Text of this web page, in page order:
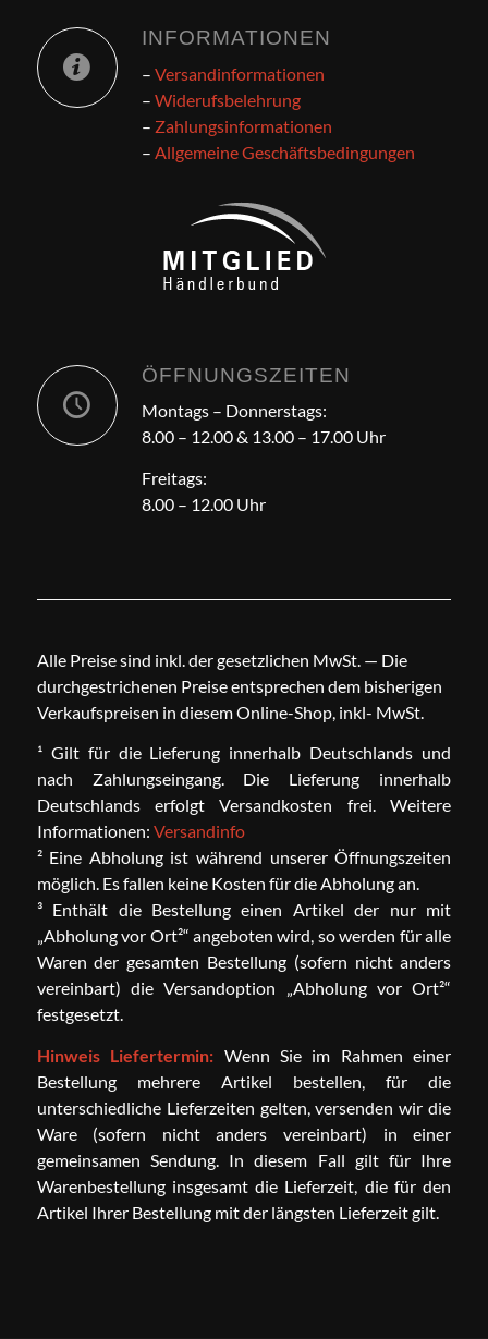
INFORMATIONEN
– Versandinformationen
– Widerufsbelehrung
– Zahlungsinformationen
– Allgemeine Geschäftsbedingungen
ÖFFNUNGSZEITEN
Montags – Donnerstags:
8.00 – 12.00 & 13.00 – 17.00 Uhr
Freitags:
8.00 – 12.00 Uhr
Alle Preise sind inkl. der gesetzlichen MwSt. — Die
durchgestrichenen Preise entsprechen dem bisherigen
Verkaufspreisen in diesem Online-Shop, inkl- MwSt.
¹ Gilt für die Lieferung innerhalb Deutschlands und
nach Zahlungseingang. Die Lieferung innerhalb
Deutschlands erfolgt Versandkosten frei. Weitere
Informationen: Versandinfo
² Eine Abholung ist während unserer Öffnungszeiten
möglich. Es fallen keine Kosten für die Abholung an.
³ Enthält die Bestellung einen Artikel der nur mit
„Abholung vor Ort²“ angeboten wird, so werden für alle
Waren der gesamten Bestellung (sofern nicht anders
vereinbart) die Versandoption „Abholung vor Ort²“
festgesetzt.
Hinweis Liefertermin: Wenn Sie im Rahmen einer
Bestellung mehrere Artikel bestellen, für die
unterschiedliche Lieferzeiten gelten, versenden wir die
Ware (sofern nicht anders vereinbart) in einer
gemeinsamen Sendung. In diesem Fall gilt für Ihre
Warenbestellung insgesamt die Lieferzeit, die für den
Artikel Ihrer Bestellung mit der längsten Lieferzeit gilt.